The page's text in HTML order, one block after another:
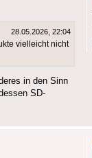
28.05.2026, 22:04
vielleicht nicht
in den Sinn
SD-